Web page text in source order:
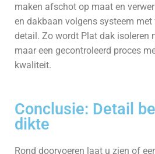
maken afschot op maat en
en dakbaan volgens systeem
detail. Zo wordt Plat dak isoleren
maar een gecontroleerd proces
kwaliteit.
Conclusie: Detail
dikte
Rond doorvoeren laat u zien of